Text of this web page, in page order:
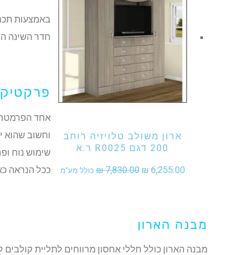
ארון משולב טלויזיה רוחב
200 דגם R0025 ר.א
₪7,830.00
המחיר
₪ 7,830.00.
₪ 6,255.00
המחיר
כולל מע"מ
באמצעות
חדר השינה
אחד
וחשוב שהוא
שימוש נוח
ככל הנראה
מבנה הארון
מבנה הארון כולל חללי אחסון מרווחים לתליית קולבים